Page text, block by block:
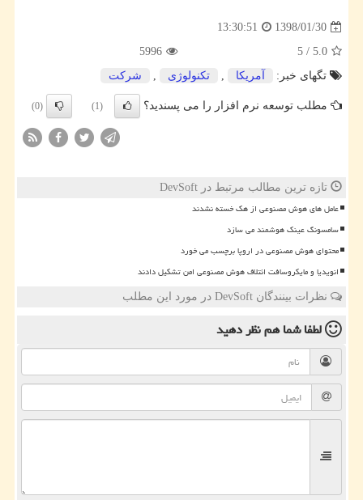
1398/01/30
13:30:51
5.0
/
5
5996
تگهای خبر:
آمریكا , تكنولوژی , شركت
مطلب توسعه نرم افزار را می پسندید؟ (1)
(0)
تازه ترین مطالب مرتبط در DevSoft
عامل های هوش مصنوعی از هک خسته نشدند
سامسونگ عینک هوشمند می سازد
محتوای هوش مصنوعی در اروپا برچسب می خورد
انویدیا و مایکروسافت ائتلاف هوش مصنوعی امن تشکیل دادند
نظرات بینندگان DevSoft در مورد این مطلب
لطفا شما همنظر دهید